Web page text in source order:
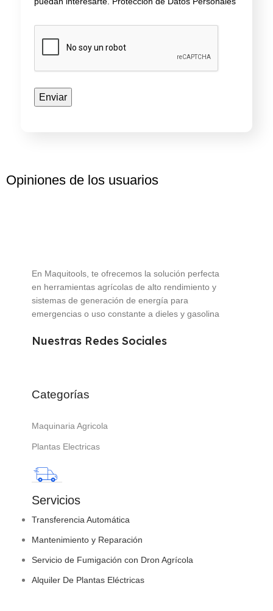
Opiniones de los usuarios
En Maquitools, te ofrecemos la solución perfecta
en herramientas agrícolas de alto rendimiento y
sistemas de generación de energía para
emergencias o uso constante a dieles y gasolina
Nuestras Redes Sociales
Categorías
Maquinaria Agricola
Plantas Electricas
Servicios
Transferencia Automática
Mantenimiento y Reparación
Servicio de Fumigación con Dron Agrícola
Alquiler De Plantas Eléctricas